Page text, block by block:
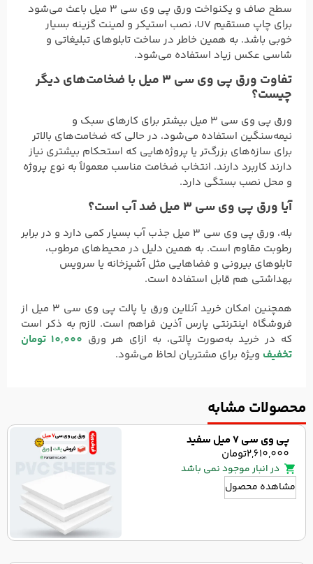
سطح صاف و یکنواخت ورق پی وی سی 3 میل باعث می‌شود
برای چاپ مستقیم UV، نصب استیکر و لمینت گزینه بسیار
خوبی باشد. به همین خاطر در ساخت تابلوهای تبلیغاتی و
شاسی عکس زیاد استفاده می‌شود.
تفاوت ورق پی وی سی 3 میل با ضخامت‌های دیگر
چیست؟
ورق پی وی سی 3 میل بیشتر برای کارهای سبک و
نیمه‌سنگین استفاده می‌شود، در حالی که ضخامت‌های بالاتر
برای سازه‌های بزرگ‌تر یا پروژه‌هایی که استحکام بیشتری نیاز
دارند کاربرد دارند. انتخاب ضخامت مناسب معمولاً به نوع پروژه
و محل نصب بستگی دارد.
آیا ورق پی وی سی 3 میل ضد آب است؟
بله، ورق پی وی سی 3 میل جذب آب بسیار کمی دارد و در برابر
رطوبت مقاوم است. به همین دلیل در محیط‌های مرطوب،
تابلوهای بیرونی و فضاهایی مثل آشپزخانه یا سرویس
بهداشتی هم قابل استفاده است.
همچنین امکان خرید آنلاین ورق یا پالت پی وی سی 3 میل از
فروشگاه اینترنتی پارس آذین فراهم است. لازم به ذکر است
که در خرید به‌صورت پالتی، به ازای هر ورق
10,000 تومان
تخفیف ویژه برای مشتریان لحاظ می‌شود.
محصولات مشابه
پی وی سی 7 میل سفید
2,610,000تومان
در انبار موجود نمی باشد
مشاهده محصول